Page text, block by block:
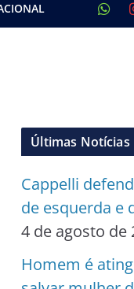
Últimas Notícias
Cappelli
de esquerda e
4 de agosto de
Homem é